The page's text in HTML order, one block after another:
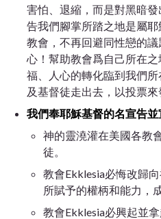
害怕、退縮，而是對黑暗
告我們腳掌所踏之地是屬
教會，不再回避同性戀的
心！幫助教會爲自己所在
福、人心的轉化臨到我們
及基督徒走出去，以投票來
我們奉耶穌基督的名宣告並
神的靈澆灌在美國各教
徒。
教會Ekklesia必悔改歸
所賦予的權柄和能力，
教會Ekklesia必興起並拿